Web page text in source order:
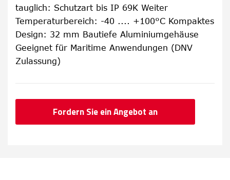
tauglich: Schutzart bis IP 69K Weiter
Temperaturbereich: -40 .... +100°C Kompaktes
Design: 32 mm Bautiefe Aluminiumgehäuse
Geeignet für Maritime Anwendungen (DNV
Zulassung)
Fordern Sie ein Angebot an